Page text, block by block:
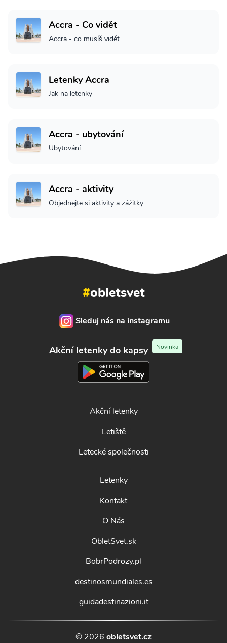
Accra - Co vidět
Accra - co musíš vidět
Letenky Accra
Jak na letenky
Accra - ubytování
Ubytování
Accra - aktivity
Objednejte si aktivity a zážitky
#obletsvet
Sleduj nás na instagramu
Akční letenky do kapsy Novinka
Akční letenky
Letiště
Letecké společnosti
Letenky
Kontakt
O Nás
ObletSvet.sk
BobrPodrozy.pl
destinosmundiales.es
guidadestinazioni.it
© 2026 obletsvet.cz